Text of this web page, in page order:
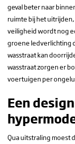
geval beter naar
ruimte bij het
veiligheid wordt nog
groene ledverlichting
wasstraat kan
wasstraat zorgen er
voertuigen per
Een
Qua uitstraling moest